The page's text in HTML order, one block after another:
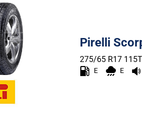
Pirelli
275/65 R17 115T
E E